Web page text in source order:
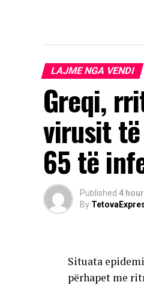
LAJME NGA VENDI
Greqi,
virusit
65 të
Published 4
By
Situata
përhapet me